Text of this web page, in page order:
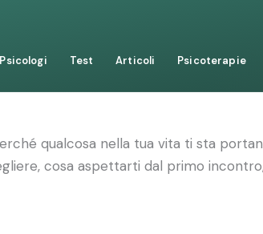
Psicologi Test Articoli Psicoterapie
qualcosa nella tua vita ti sta
cosa aspettarti dal primo